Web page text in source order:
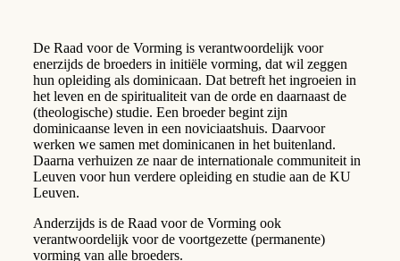
De Raad voor de Vorming is verantwoordelijk voor
enerzijds de broeders in initiële vorming, dat wil zeggen
hun opleiding als dominicaan. Dat betreft het ingroeien in
het leven en de spiritualiteit van de orde en daarnaast de
(theologische) studie. Een broeder begint zijn
dominicaanse leven in een noviciaatshuis. Daarvoor
werken we samen met dominicanen in het buitenland.
Daarna verhuizen ze naar de internationale communiteit in
Leuven voor hun verdere opleiding en studie aan de KU
Leuven.
Anderzijds is de Raad voor de Vorming ook
verantwoordelijk voor de voortgezette (permanente)
vorming van alle broeders.